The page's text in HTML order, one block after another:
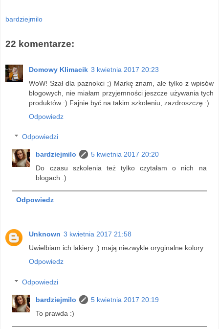
bardziejmilo
22 komentarze:
Domowy Klimacik 3 kwietnia 2017 20:23
WoW! Szał dla paznokci ;) Markę znam, ale tylko z wpisów
blogowych, nie miałam przyjemności jeszcze używania tych
produktów :) Fajnie być na takim szkoleniu, zazdroszczę :)
Odpowiedz
Odpowiedzi
bardziejmilo
5 kwietnia 2017 20:20
Do czasu szkolenia też tylko czytałam o nich na
blogach :)
Odpowiedz
Unknown 3 kwietnia 2017 21:58
Uwielbiam ich lakiery :) mają niezwykle oryginalne kolory
Odpowiedz
Odpowiedzi
bardziejmilo
5 kwietnia 2017 20:19
To prawda :)